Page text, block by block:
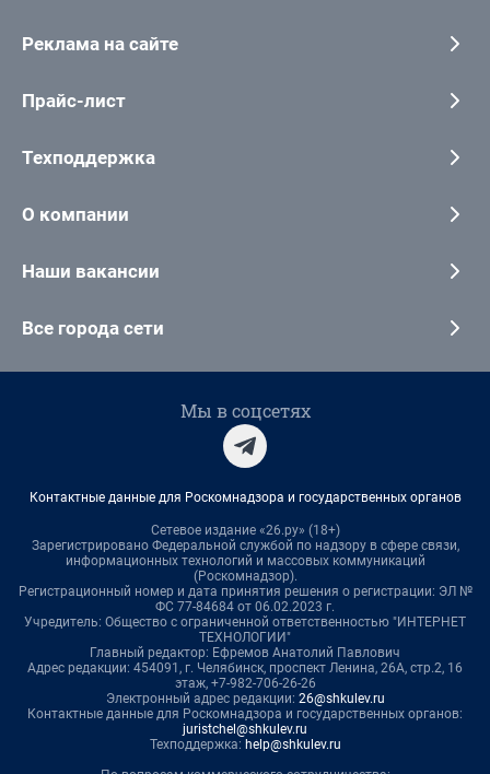
Реклама на сайте
Прайс-лист
Техподдержка
О компании
Наши вакансии
Все города сети
Мы в соцсетях
Контактные данные для Роскомнадзора и государственных органов
Сетевое издание «26.ру» (18+)
Зарегистрировано Федеральной службой по надзору в сфере связи,
информационных технологий и массовых коммуникаций
(Роскомнадзор).
Регистрационный номер и дата принятия решения о регистрации: ЭЛ №
ФС 77-84684 от 06.02.2023 г.
Учредитель: Общество с ограниченной ответственностью "ИНТЕРНЕТ
ТЕХНОЛОГИИ"
Главный редактор: Ефремов Анатолий Павлович
Адрес редакции: 454091, г. Челябинск, проспект Ленина, 26А, стр.2, 16
этаж, +7-982-706-26-26
Электронный адрес редакции: 26@shkulev.ru
Контактные данные для Роскомнадзора и государственных органов:
juristchel@shkulev.ru
Техподдержка: help@shkulev.ru